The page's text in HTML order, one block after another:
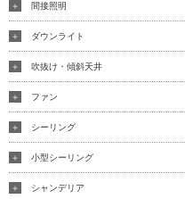
間接照明
ダウンライト
吹抜け・傾斜天井
ファン
シーリング
小型シーリング
シャンデリア